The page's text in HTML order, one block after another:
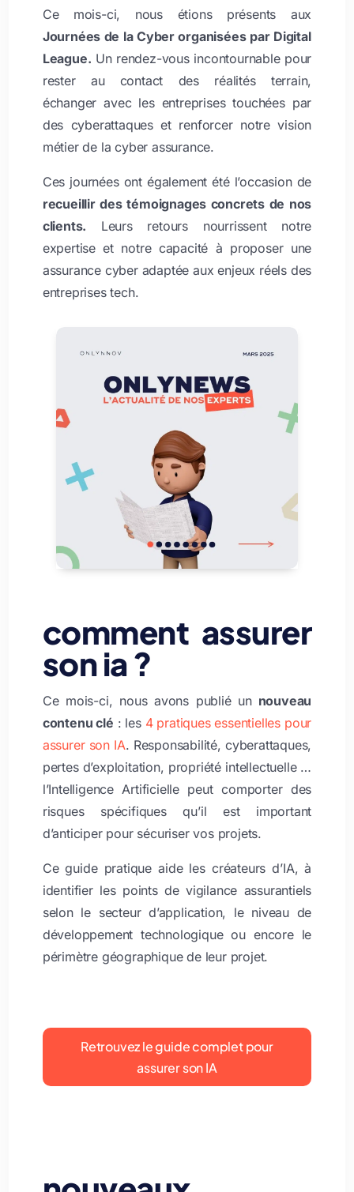
Ce mois-ci, nous étions présents aux
Journées de la Cyber organisées par Digital
League. Un rendez-vous incontournable pour
rester au contact des réalités terrain,
échanger avec les entreprises touchées par
des cyberattaques et renforcer notre vision
métier de la cyber assurance.
Ces journées ont également été l’occasion de
recueillir des témoignages concrets de nos
clients. Leurs retours nourrissent notre
expertise et notre capacité à proposer une
assurance cyber adaptée aux enjeux réels des
entreprises tech.
comment assurer
son ia ?
Ce mois-ci, nous avons publié unnouveau
contenu clé : les 4 pratiques essentielles pour
assurer son IA. Responsabilité, cyberattaques,
pertes d’exploitation, propriété intellectuelle …
l’Intelligence Artificielle peut comporter des
risques spécifiques qu’il est important
d’anticiper pour sécuriser vos projets.
Ce guide pratique aide les créateurs d’IA, à
identifier les points de vigilance assurantiels
selon le secteur d’application, le niveau de
développement technologique ou encore le
périmètre géographique de leur projet.
Retrouvez le guide complet pour
assurer son IA